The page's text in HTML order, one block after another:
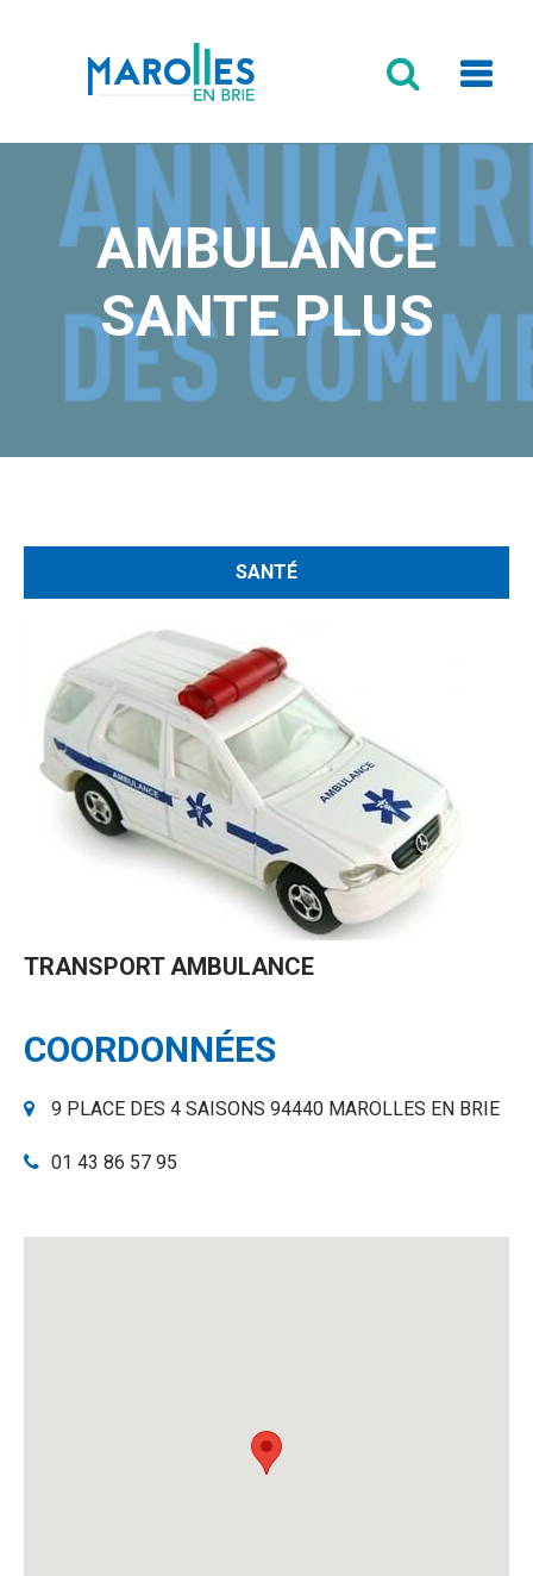
Formulaire
AMBULANCE
SANTE PLUS
SANTÉ
TRANSPORT AMBULANCE
COORDONNÉES
9 PLACE DES 4 SAISONS 94440 MAROLLES EN BRIE
01 43 86 57 95